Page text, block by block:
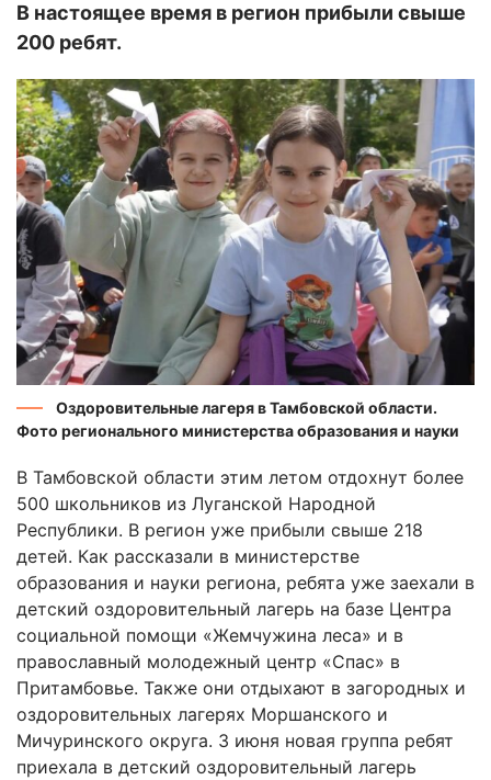
В настоящее время в регион прибыли свыше
200 ребят.
Оздоровительные лагеря в Тамбовской области.
Фото регионального министерства образования и науки
В Тамбовской области этим летом отдохнут более
500 школьников из Луганской Народной
Республики. В регион уже прибыли свыше 218
детей. Как рассказали в министерстве
образования и науки региона, ребята уже заехали в
детский оздоровительный лагерь на базе Центра
социальной помощи «Жемчужина леса» и в
православный молодежный центр «Спас» в
Притамбовье. Также они отдыхают в загородных и
оздоровительных лагерях Моршанского и
Мичуринского округа. 3 июня новая группа ребят
приехала в детский оздоровительный лагерь